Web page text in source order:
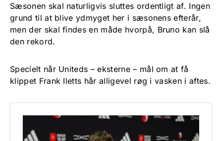
Sæsonen skal naturligvis sluttes ordentligt af. Ingen
grund til at blive ydmyget her i sæsonens efterår,
men der skal findes en måde hvorpå, Bruno kan slå
den rekord.
Specielt når Uniteds – eksterne – mål om at få
klippet Frank Iletts hår alligevel røg i vasken i aftes.